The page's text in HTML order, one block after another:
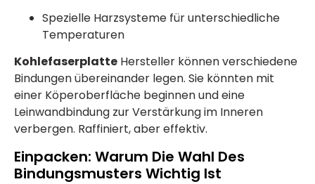
Spezielle Harzsysteme für unterschiedliche
Temperaturen
Kohlefaserplatte Hersteller können verschiedene
Bindungen übereinander legen. Sie könnten mit
einer Köperoberfläche beginnen und eine
Leinwandbindung zur Verstärkung im Inneren
verbergen. Raffiniert, aber effektiv.
Einpacken: Warum Die Wahl Des
Bindungsmusters Wichtig Ist